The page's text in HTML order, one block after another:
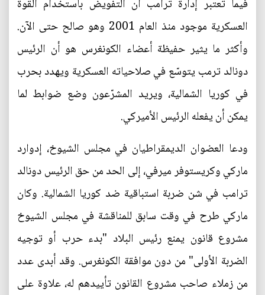
فيما تعتبر إدارة ترامب أن التفويض باستخدام القوة
العسكرية موجود منذ العام 2001 وهو صالح حتى الآن.
وأكثر ما يثير حفيظة أعضاء الكونغرس هو أن الرئيس
دونالد ترمب يتوسّع في صلاحياته العسكرية ويهدد بحرب
في كوريا الشمالية، ويريد المشرّعون وضع ضوابط لما
يمكن أن يفعله الرئيس الأميركي.
ودعا العضوان الديمقراطيان في مجلس الشيوخ، إدوارد
ماركي وكريستوفر ميرفي، إلى الحد من حق الرئيس دونالد
ترامب في شن ضربة استباقية ضد كوريا الشمالية. وكان
ماركي طرح في وقت سابق للمناقشة في مجلس الشيوخ
مشروع قانون يمنع رئيس البلاد "بدء حرب أو توجيه
الضربة الأولى" من دون موافقة الكونغرس. وقد أبدى عدد
من زملاء صاحب مشروع القانون تأييدهم له، علاوة على